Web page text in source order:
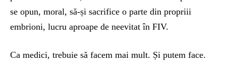
se opun, moral, să-și sacrifice o parte din propriii
embrioni, lucru aproape de neevitat în FIV.
Ca medici, trebuie să facem mai mult. Și putem face.